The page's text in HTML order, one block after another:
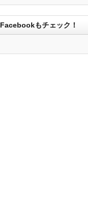
Facebookもチェック！